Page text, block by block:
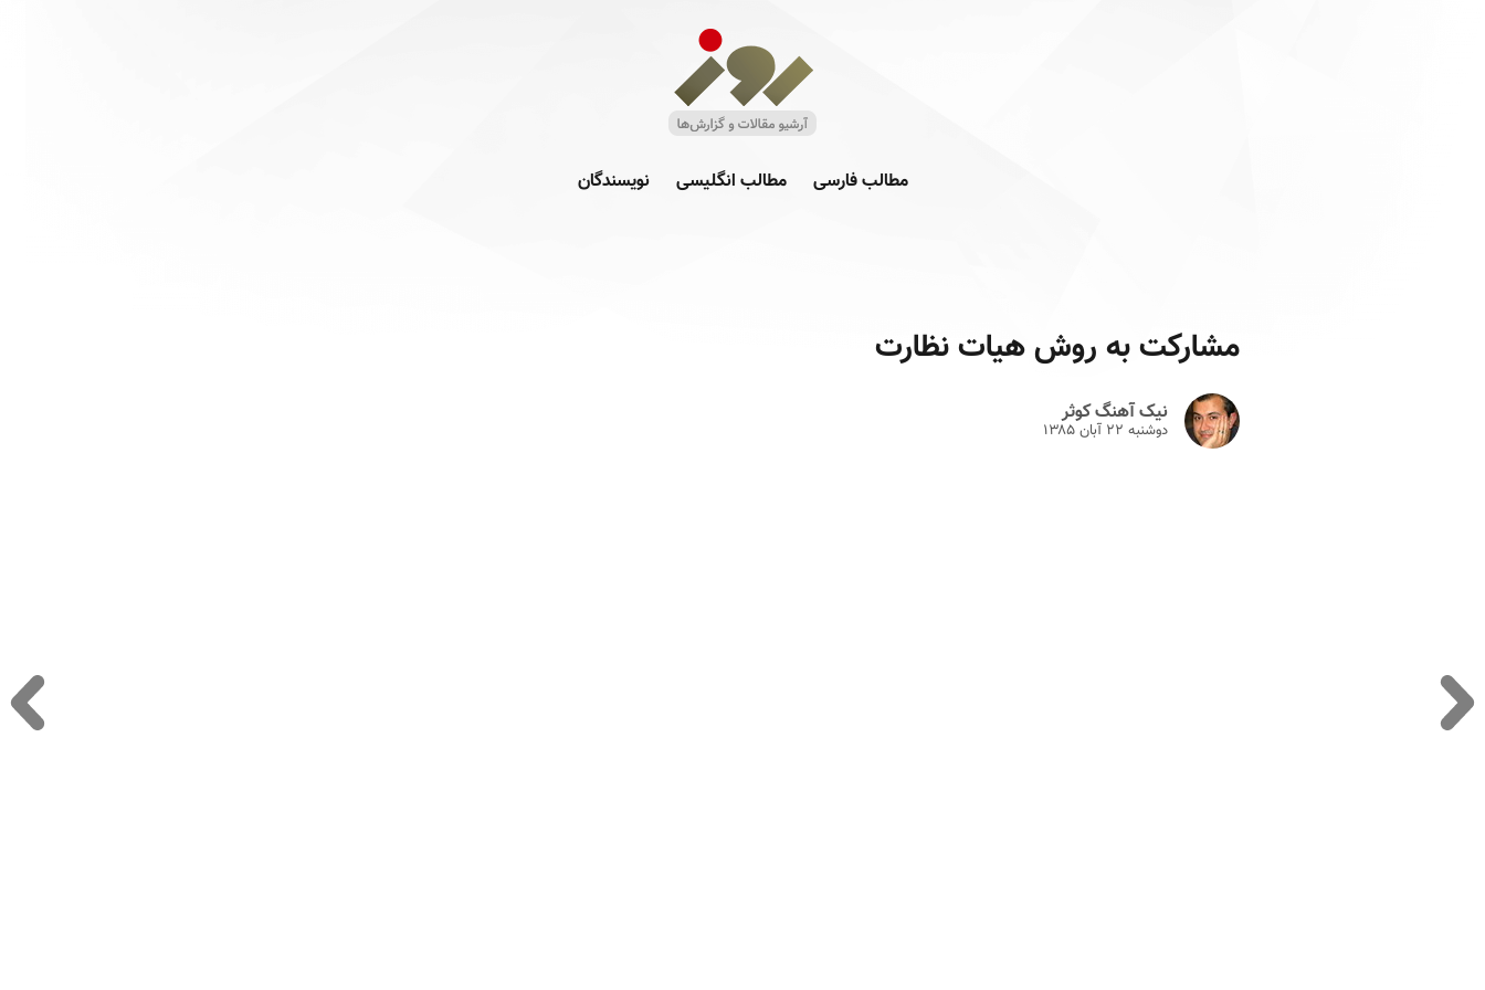
مطالب فارسی مطالب انگلیسی نویسندگان
مشارکت به روش هیات نظارت
نیک آهنگ کوثر
دوشنبه ۲۲ آبان ۱۳۸۵